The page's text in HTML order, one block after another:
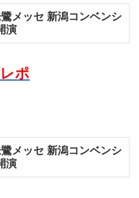
メッセ 新潟コンベンシ
演
ポ
メッセ 新潟コンベンシ
演